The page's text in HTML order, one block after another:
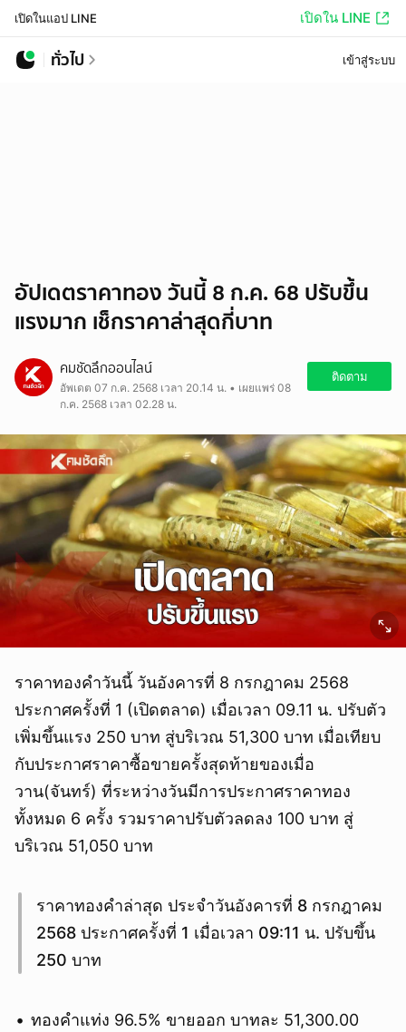
เปิดในแอป LINE เปิดใน LINE
ทั่วไป เข้าสู่ระบบ
อัปเดตราคาทอง วันนี้ 8 ก.ค. 68 ปรับขึ้น
แรงมาก เช็กราคาล่าสุดกี่บาท
คมชัดลึกออนไลน์
อัพเดต 07 ก.ค. 2568 เวลา 20.14 น. • เผยแพร่ 08
ก.ค. 2568 เวลา 02.28 น.
ติดตาม
ราคาทองคําวันนี้ วันอังคารที่ 8 กรกฎาคม 2568
ประกาศครั้งที่ 1 (เปิดตลาด) เมื่อเวลา 09.11 น. ปรับตัว
เพิ่มขึ้นแรง 250 บาท สู่บริเวณ 51,300 บาท เมื่อเทียบ
กับประกาศราคาซื้อขายครั้งสุดท้ายของเมื่อ
วาน(จันทร์) ที่ระหว่างวันมีการประกาศราคาทอง
ทั้งหมด 6 ครั้ง รวมราคาปรับตัวลดลง 100 บาท สู่
บริเวณ 51,050 บาท
ราคาทองคำล่าสุด ประจำวันอังคารที่ 8 กรกฎาคม
2568 ประกาศครั้งที่ 1 เมื่อเวลา 09:11 น. ปรับขึ้น
250 บาท
ทองคำแท่ง 96.5% ขายออก บาทละ 51,300.00